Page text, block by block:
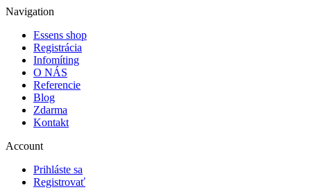
Navigation
Essens shop
Registrácia
Infomíting
O NÁS
Referencie
Blog
Zdarma
Kontakt
Account
Prihláste sa
Registrovať